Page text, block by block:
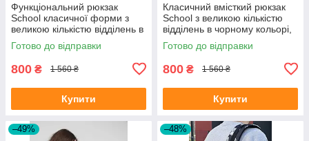
Функціональний рюкзак
School класичної форми з
великою кількістю відділень в
чорному кольорі, 30л
Готово до відправки
800 ₴ 1 560 ₴
Купити
Класичний вмісткий рюкзак
School з великою кількістю
відділень в чорному кольорі,
30л
Готово до відправки
800 ₴ 1 560 ₴
Купити
–49% –48%